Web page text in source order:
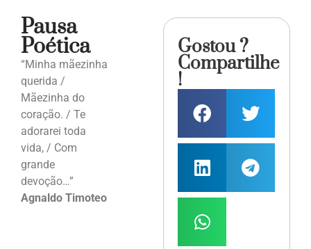
Pausa
Poética
“Minha mãezinha
querida /
Mãezinha do
coração. / Te
adorarei toda
vida, / Com
grande
devoção…”
Agnaldo Timoteo
Gostou ?
Compartilhe
!